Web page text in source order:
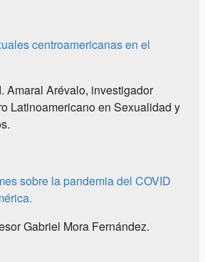
centroamericanas en el
Amaral Arévalo, investigador
Latinoamericano en Sexualidad y
sobre la pandemia del COVID
Gabriel Mora Fernández.